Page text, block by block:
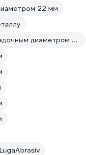
22 мм
Отрезные диски по металлу с посадочным диаметром 22 мм